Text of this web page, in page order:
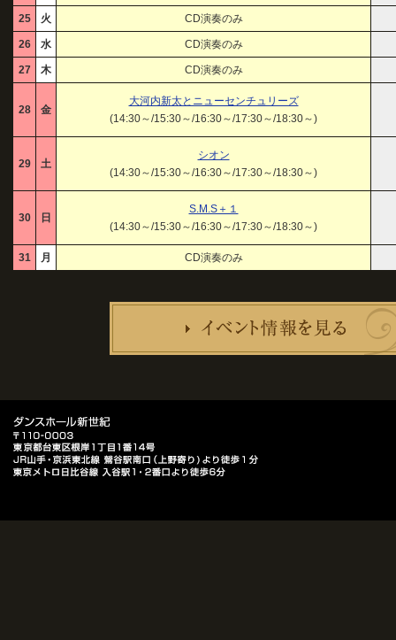
25 火 CD演奏のみ
26 水 CD演奏のみ
27 木 CD演奏のみ
28 金
大河内新太とニューセンチュリーズ
(14:30～/15:30～/16:30～/17:30～/18:30～)
29 土
シオン
(14:30～/15:30～/16:30～/17:30～/18:30～)
30 日
S.M.S＋１
(14:30～/15:30～/16:30～/17:30～/18:30～)
31 月 CD演奏のみ